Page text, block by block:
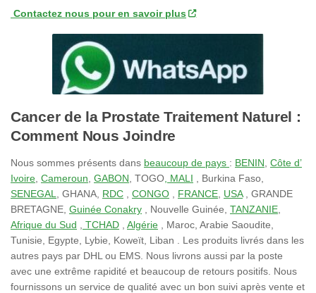
Contactez nous pour en savoir plus
Cancer de la Prostate Traitement Naturel :
Comment Nous Joindre
Nous sommes présents dans beaucoup de pays : BENIN Côte d’
Ivoire Cameroun GABON , TOGO , MALI , Burkina Faso,
SENEGAL
, GHANA, RDC CONGO FRANCE USA, GRANDE
BRETAGNE, Guinée Conakry , Nouvelle Guinée, TANZANIE
Afrique du Sud
TCHAD Algérie , Maroc, Arabie Saoudite,
Tunisie, Egypte, Lybie, Koweït, Liban . Les produits livrés dans les
autres pays par DHL ou EMS. Nous livrons aussi par la poste
avec une extrême rapidité et beaucoup de retours positifs. Nous
fournissons un service de qualité avec un bon suivi après vente et